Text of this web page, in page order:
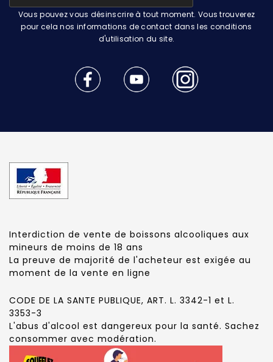
Vous pouvez vous désinscrire à tout moment. Vous trouverez
pour cela nos informations de contact dans les conditions
d'utilisation du site.
Interdiction de vente de boissons alcooliques aux
mineurs de moins de 18 ans
La preuve de majorité de l'acheteur est exigée au
moment de la vente en ligne
CODE DE LA SANTE PUBLIQUE, ART. L. 3342-1 et L.
3353-3
L'abus d'alcool est dangereux pour la santé. Sachez
consommer avec modération.